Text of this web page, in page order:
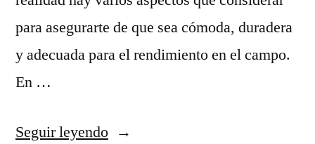
para asegurarte de que sea cómoda, duradera
y adecuada para el rendimiento en el campo.
En …
Seguir leyendo«camiseta